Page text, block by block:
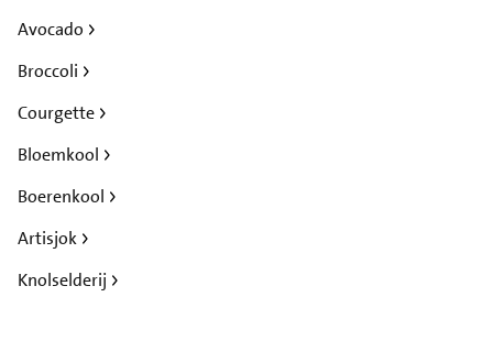
Avocado
Broccoli
Courgette
Bloemkool
Boerenkool
Artisjok
Knolselderij